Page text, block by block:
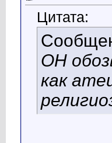
Цитата:
ОН
как